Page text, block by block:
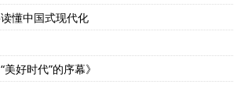
懂中国式现代化
美好时代”的序幕》